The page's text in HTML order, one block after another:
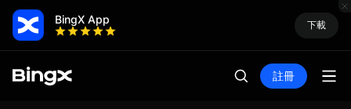
BingX App 下載
註冊